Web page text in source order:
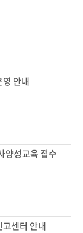
안내
산업의 중요성과
「철스크랩 산업발
있습니다.
부탁드립니다.
양성교육 접수
교육을 아래와 같
센터 안내